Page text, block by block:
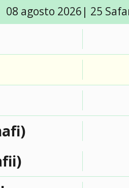
08 agosto 2026| 25